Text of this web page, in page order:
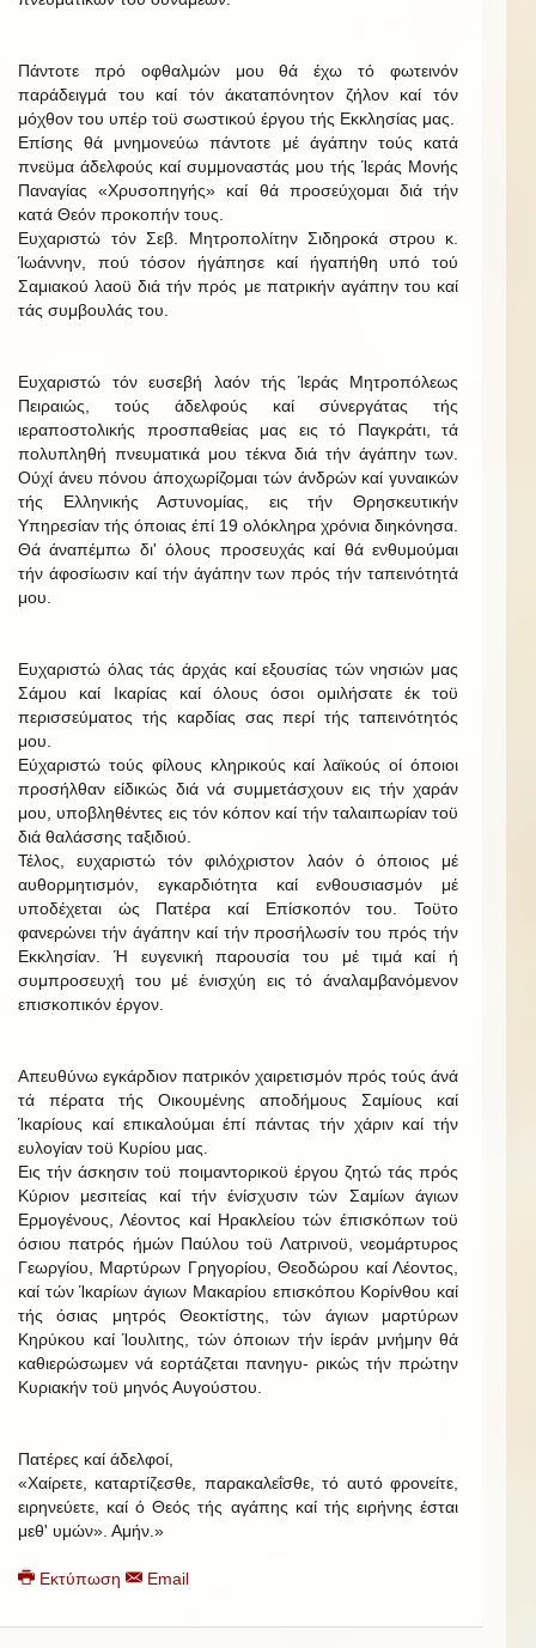
Πάντοτε πρό οφθαλμών μου θά έχω τό φωτεινόν
παράδειγμά του καί τόν άκαταπόνητον ζήλον καί τόν
μόχθον του υπέρ τοϋ σωστικού έργου τής Εκκλησίας μας.
Επίσης θά μνημονεύω πάντοτε μέ άγάπην τούς κατά
πνεϋμα άδελφούς καί συμμοναστάς μου τής Ίεράς Μονής
Παναγίας «Χρυσοπηγής» καί θά προσεύχομαι διά τήν
κατά Θεόν προκοπήν τους.
Ευχαριστώ τόν Σεβ. Μητροπολίτην Σιδηροκά στρου κ.
Ίωάννην, πού τόσον ήγάπησε καί ήγαπήθη υπό τού
Σαμιακού λαοϋ διά τήν πρός με πατρικήν αγάπην του καί
τάς συμβουλάς του.
Ευχαριστώ τόν ευσεβή λαόν τής Ίεράς Μητροπόλεως
Πειραιώς, τούς άδελφούς καί σύνεργάτας τής
ιεραποστολικής προσπαθείας μας εις τό Παγκράτι, τά
πολυπληθή πνευματικά μου τέκνα διά τήν άγάπην των.
Ούχί άνευ πόνου άποχωρίζομαι τών άνδρών καί γυναικών
τής Ελληνικής Αστυνομίας, εις τήν Θρησκευτικήν
Υπηρεσίαν τής όποιας έπί 19 ολόκληρα χρόνια διηκόνησα.
Θά άναπέμπω δι' όλους προσευχάς καί θά ενθυμούμαι
τήν άφοσίωσιν καί τήν άγάπην των πρός τήν ταπεινότητά
μου.
Ευχαριστώ όλας τάς άρχάς καί εξουσίας τών νησιών μας
Σάμου καί Ικαρίας καί όλους όσοι ομιλήσατε έκ τοϋ
περισσεύματος τής καρδίας σας περί τής ταπεινότητός
μου.
Εύχαριστώ τούς φίλους κληρικούς καί λαϊκούς οί όποιοι
προσήλθαν είδικώς διά νά συμμετάσχουν εις τήν χαράν
μου, υποβληθέντες εις τόν κόπον καί τήν ταλαιπωρίαν τοϋ
διά θαλάσσης ταξιδιού.
Τέλος, ευχαριστώ τόν φιλόχριστον λαόν ό όποιος μέ
αυθορμητισμόν, εγκαρδιότητα καί ενθουσιασμόν μέ
υποδέχεται ώς Πατέρα καί Επίσκοπόν του. Τοϋτο
φανερώνει τήν άγάπην καί τήν προσήλωσίν του πρός τήν
Εκκλησίαν. Ή ευγενική παρουσία του μέ τιμά καί ή
συμπροσευχή του μέ ένισχύη εις τό άναλαμβανόμενον
επισκοπικόν έργον.
Απευθύνω εγκάρδιον πατρικόν χαιρετισμόν πρός τούς άνά
τά πέρατα τής Οικουμένης αποδήμους Σαμίους καί
Ίκαρίους καί επικαλούμαι έπί πάντας τήν χάριν καί τήν
ευλογίαν τοϋ Κυρίου μας.
Εις τήν άσκησιν τοϋ ποιμαντορικοϋ έργου ζητώ τάς πρός
Κύριον μεσιτείας καί τήν ένίσχυσιν τών Σαμίων άγιων
Ερμογένους, Λέοντος καί Ηρακλείου τών έπισκόπων τοϋ
όσιου πατρός ήμών Παύλου τοϋ Λατρινοϋ, νεομάρτυρος
Γεωργίου, Μαρτύρων Γρηγορίου, Θεοδώρου καί Λέοντος,
καί τών Ίκαρίων άγιων Μακαρίου επισκόπου Κορίνθου καί
τής όσιας μητρός Θεοκτίστης, τών άγιων μαρτύρων
Κηρύκου καί Ίουλιτης, τών όποιων τήν ίεράν μνήμην θά
καθιερώσωμεν νά εορτάζεται πανηγυ- ρικώς τήν πρώτην
Κυριακήν τοϋ μηνός Αυγούστου.
Πατέρες καί άδελφοί,
«Χαίρετε, καταρτίζεσθε, παρακαλεΐσθε, τό αυτό φρονείτε,
ειρηνεύετε, καί ό Θεός τής αγάπης καί τής ειρήνης έσται
μεθ' υμών». Αμήν.»
Εκτύπωση Email